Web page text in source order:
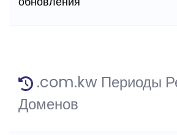
.com.kw Периоды
Доменов